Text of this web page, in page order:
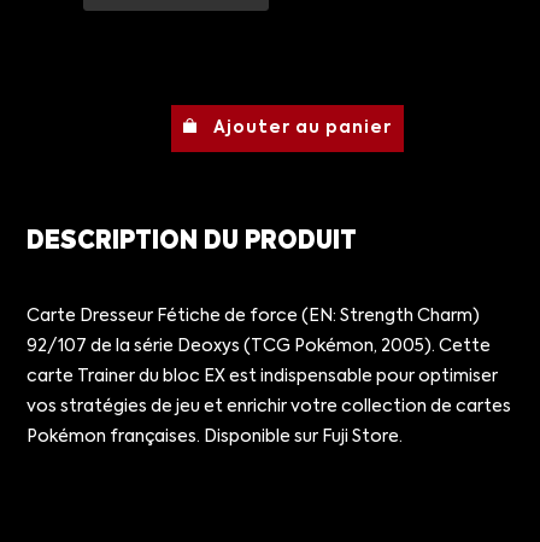
Ajouter au panier
DESCRIPTION DU PRODUIT
Carte Dresseur Fétiche de force (EN: Strength Charm)
92/107 de la série Deoxys (TCG Pokémon, 2005). Cette
carte Trainer du bloc EX est indispensable pour optimiser
vos stratégies de jeu et enrichir votre collection de cartes
Pokémon françaises. Disponible sur Fuji Store.